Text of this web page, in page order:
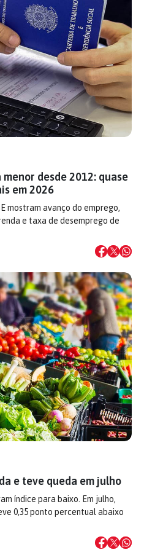
desde 2012: quase
em 2026
mostram avanço do emprego,
e taxa de desemprego de
e teve queda em julho
índice para baixo. Em julho,
0,35 ponto percentual abaixo